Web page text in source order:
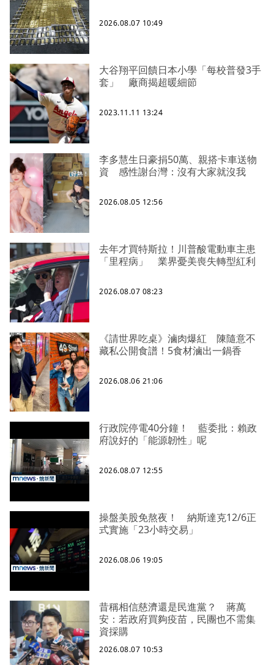
2026.08.07 10:49
大谷翔平回饋日本小學「每校普發3手
套」 廠商揭超暖細節
2023.11.11 13:24
李多慧生日豪捐50萬、親搭卡車送物
資 感性謝台灣：沒有大家就沒我
2026.08.05 12:56
去年才買特斯拉！川普酸電動車主患
「里程病」 業界憂美喪失轉型紅利
2026.08.07 08:23
《請世界吃桌》滷肉爆紅 陳隨意不
藏私公開食譜！5食材滷出一鍋香
2026.08.06 21:06
行政院停電40分鐘！ 藍委批：賴政
府說好的「能源韌性」呢
2026.08.07 12:55
操盤美股免熬夜！ 納斯達克12/6正
式實施「23小時交易」
2026.08.06 19:05
昔稱相信慈濟還是民進黨？ 蔣萬
安：若政府買夠疫苗，民團也不需集
資採購
2026.08.07 10:53